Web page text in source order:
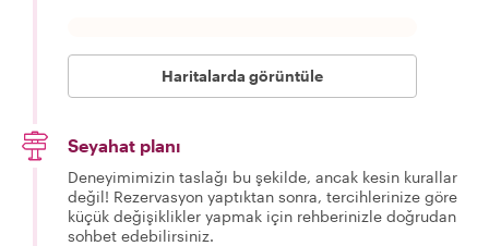
Haritalarda görüntüle
Seyahat planı
Deneyimimizin taslağı bu şekilde, ancak kesin kurallar
değil! Rezervasyon yaptıktan sonra, tercihlerinize göre
küçük değişiklikler yapmak için rehberinizle doğrudan
sohbet edebilirsiniz.